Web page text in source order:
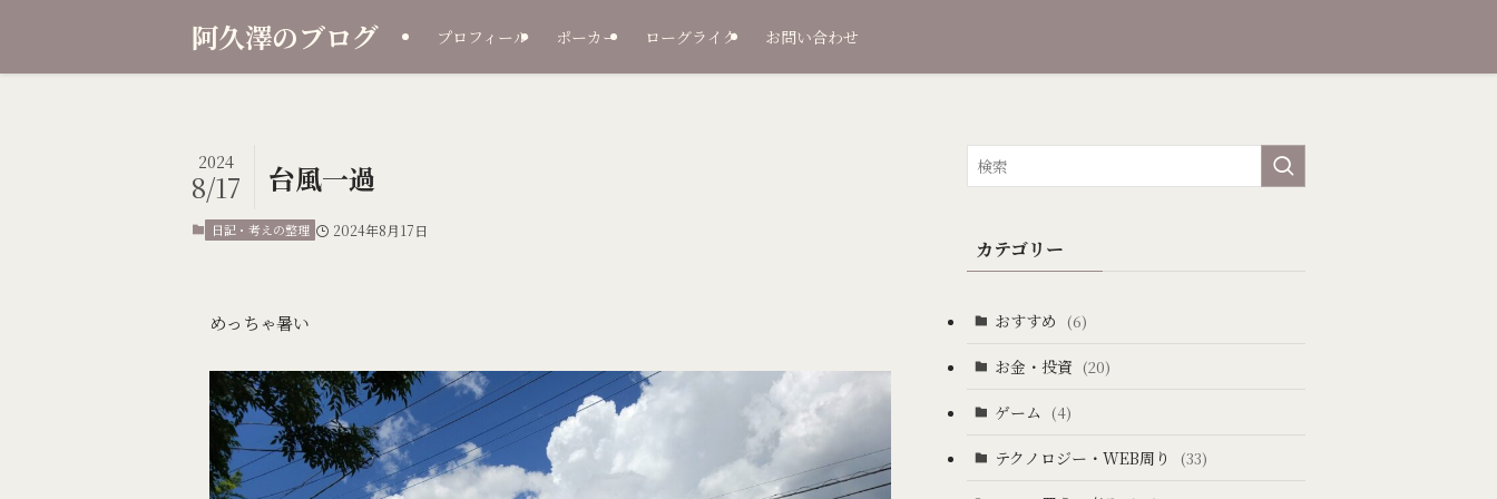
阿久澤のブログ プロフィール ポーカー ローグライク お問い合わせ
台風一過
2024
8/17
日記・考えの整理 2024年8月17日
めっちゃ暑い
カテゴリー
おすすめ (6)
お金・投資 (20)
ゲーム (4)
テクノロジー・WEB周り (33)